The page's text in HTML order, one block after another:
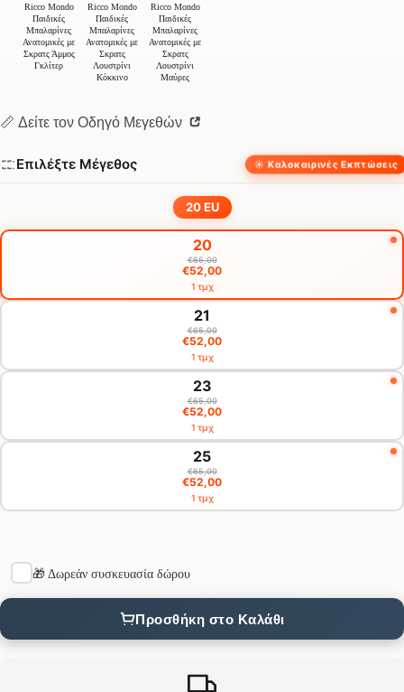
Ricco Mondo
Παιδικές
Μπαλαρίνες
Ανατομικές με
Σκρατς Άμμος
Γκλίτερ
Ricco Mondo
Παιδικές
Μπαλαρίνες
Ανατομικές με
Σκρατς
Λουστρίνι
Κόκκινο
Ricco Mondo
Παιδικές
Μπαλαρίνες
Ανατομικές με
Σκρατς
Λουστρίνι
Μαύρες
📏 Δείτε τον Οδηγό Μεγεθών
Επιλέξτε Μέγεθος ☀️ Καλοκαιρινές Εκπτώσεις
20 EU
Επιλογή
20
€65,00
€52,00
1 τμχ
21
€65,00
€52,00
1 τμχ
23
€65,00
€52,00
1 τμχ
25
€65,00
€52,00
1 τμχ
🎁 Δωρεάν συσκευασία δώρου
Προσθήκη στο Καλάθι